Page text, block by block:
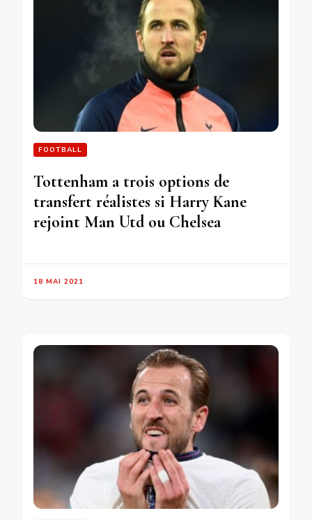
FOOTBALL
Tottenham a trois options de
transfert réalistes si Harry Kane
rejoint Man Utd ou Chelsea
18 MAI 2021